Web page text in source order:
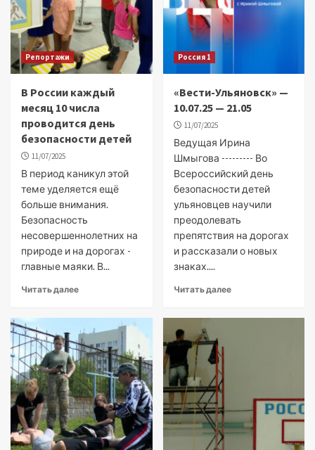
Репортажи
В России каждый
месяц 10 числа
проводится день
безопасности детей
11/07/2025
В период каникул этой
теме уделяется ещё
больше внимания.
Безопасность
несовершеннолетних на
природе и на дорогах -
главные маяки. В...
Читать далее
Россия 1
«Вести-Ульяновск» —
10.07.25 — 21.05
11/07/2025
Ведущая Ирина
Шмыгова --------- Во
Всероссийский день
безопасности детей
ульяновцев научили
преодолевать
препятствия на дорогах
и рассказали о новых
знаках....
Читать далее